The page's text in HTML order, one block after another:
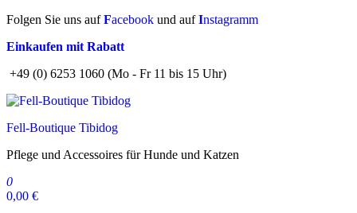
Zum
springen
Folgen Sie uns aufFacebook und aufInstagramm
Einkaufen mit Rabatt
+49 (0) 6253 1060 (Mo - Fr 11 bis 15 Uhr)
Fell-Boutique Tibidog
Pflege und Accessoires für Hunde und Katzen
0
0,00 €